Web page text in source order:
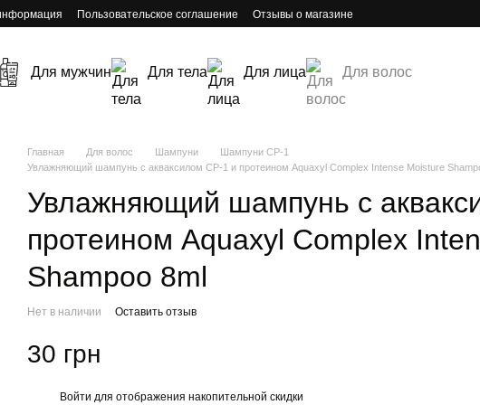
Пользовательское соглашение Отзывы о магазине
Для мужчин Для тела Для лица Для волос
Главная Для волос Шампуни
Шампуни CP-1
Увлажняющий шампунь с акваксилом CP-1 и протеином Aquaxyl Complex Intense Moisture
Увлажняющий шампунь с
протеином Aquaxyl Complex
Shampoo 8ml
Нет в наличии Оставить отзыв
30 грн
Войти для отображения накопительной скидки